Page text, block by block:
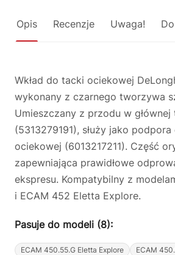
Opis Recenzje Uwaga!
Wkład do tacki ociekowej
wykonany z czarnego tworzywa
Umieszczany z przodu w
(5313279191), służy jako
ociekowej (6013217211). Część
zapewniająca prawidłowe
ekspresu. Kompatybilny z
i ECAM 452 Eletta Explore.
Pasuje do modeli (8):
ECAM 450.55.G Eletta Explore
ECAM